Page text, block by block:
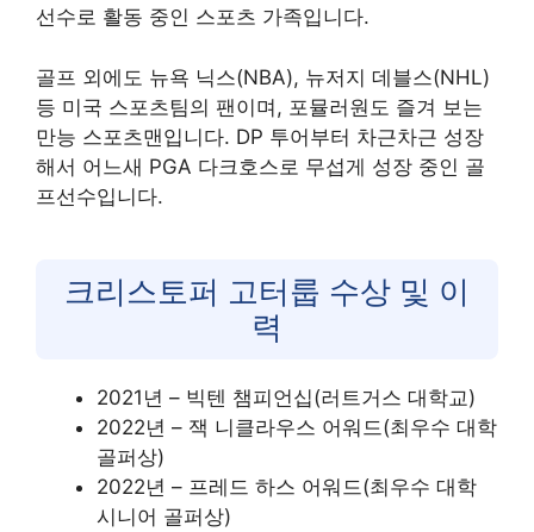
선수로 활동 중인 스포츠 가족입니다.
골프 외에도 뉴욕 닉스(NBA), 뉴저지 데블스(NHL)
등 미국 스포츠팀의 팬이며, 포뮬러원도 즐겨 보는
만능 스포츠맨입니다. DP 투어부터 차근차근 성장
해서 어느새 PGA 다크호스로 무섭게 성장 중인 골
프선수입니다.
크리스토퍼 고터룹 수상 및 이
력
2021년 – 빅텐 챔피언십(러트거스 대학교)
2022년 – 잭 니클라우스 어워드(최우수 대학
골퍼상)
2022년 – 프레드 하스 어워드(최우수 대학
시니어 골퍼상)